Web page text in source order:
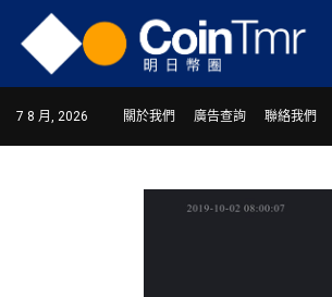
7 8 月, 2026 關於我們 廣告查詢 聯絡我們